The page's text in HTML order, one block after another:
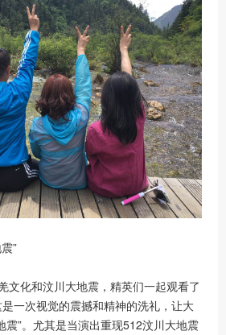
”
文化和汶川大地震，精英们一起观看了
一次视觉的震撼和精神的洗礼，让大
震”。尤其是当演出重现512汶川大地震